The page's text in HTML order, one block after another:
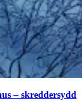
– skreddersydd